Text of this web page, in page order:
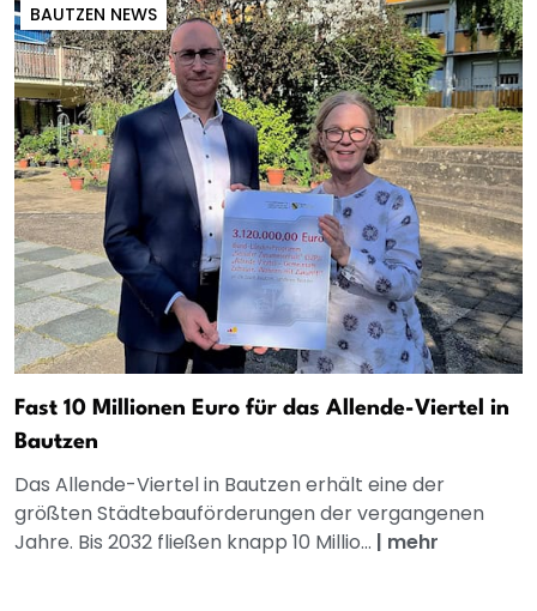
BAUTZEN NEWS
Fast 10 Millionen Euro für das Allende-Viertel in
Bautzen
Das Allende-Viertel in Bautzen erhält eine der
größten Städtebauförderungen der vergangenen
Jahre. Bis 2032 fließen knapp 10 Millio... | mehr